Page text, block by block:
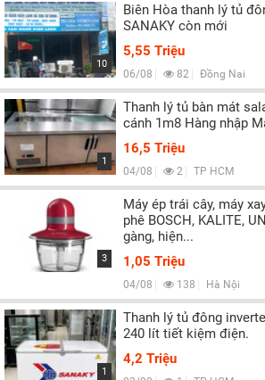
10
Biên Hòa thanh lý tủ
SANAKY còn mới
5,55 Triệu
06/08 82 Đồng Nai
1
Thanh lý tủ bàn mát
cánh 1m8 Hàng nhập
16,5 Triệu
04/08 2 TP HCM
3
Máy ép trái cây, máy
phê BOSCH, KALITE,
gàng, hiện...
1,05 Triệu
04/08 138 Hà Nội
1
Thanh lý tủ đông
240 lít tiết kiệm điện.
4,2 Triệu